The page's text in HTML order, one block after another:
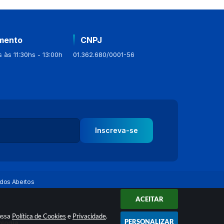
Política de Cookies e Privacidade.
ACEITAR
PERSONALIZAR
às 11:30hs - 13:00h
CNPJ
01.362.680/0001-56
Inscreva-se
Abertos